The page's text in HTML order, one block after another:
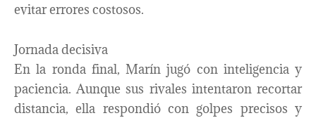
evitar errores costosos.
Jornada decisiva
En la ronda final, Marín jugó con inteligencia y
paciencia. Aunque sus rivales intentaron recortar
distancia, ella respondió con golpes precisos y